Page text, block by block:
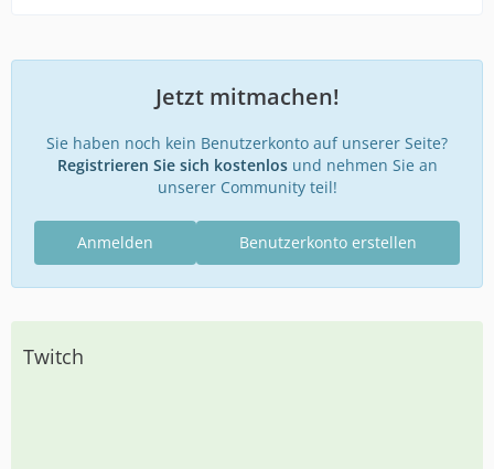
Jetzt mitmachen!
Sie haben noch kein Benutzerkonto auf unserer Seite?
Registrieren Sie sich kostenlosund nehmen Sie an
unserer Community teil!
Benutzerkonto erstellen
Anmelden
Twitch